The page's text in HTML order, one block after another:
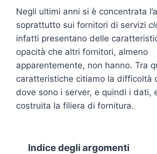
Negli ultimi anni si è concentrata
soprattutto sui fornitori di servizi
infatti presentano delle
opacità che altri fornitori, almeno
apparentemente, non hanno. Tra
caratteristiche citiamo la difficoltà
dove sono i server, e quindi i dati,
costruita la filiera di fornitura.
Indice degli argomenti